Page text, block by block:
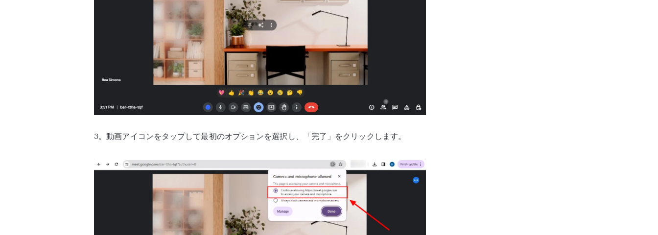
3。動画アイコンをタップして最初のオプションを選択し、「完了」をクリックします。